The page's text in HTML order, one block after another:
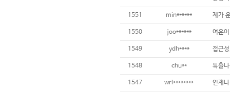
1551 min****** 제가
1550 joo******
1549 ydh****
1548 chu**
1547 wrl******** 언제